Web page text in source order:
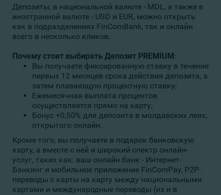
Депозиты, в национальной валюте - MDL, а также в
иностранной валюте - USD и EUR, можно открыть
как в подразделениях FinComBank, так и онлайн
всего в несколько кликов.
Почему стоит выбирать Депозит PREMIUM:
Вы получаете фиксированную ставку в течение
первых 12 месяцев срока действия депозита, а
затем плавающую процентную ставку;
Ежемесячная выплата процентов
осуществляется прямо на карту;
Бонус +0,50% для депозита в молдавских леях,
открытого онлайн.
Кроме того, вы получаете в подарок банковскую
карту, а вместе с ней и широкий спектр онлайн-
услуг, таких как: ваш онлайн банк - Интернет-
Бэнкинг и мобильное приложение FinComPay, P2P-
переводы с карты на карту между национальными
картами и международные переводы (из и в